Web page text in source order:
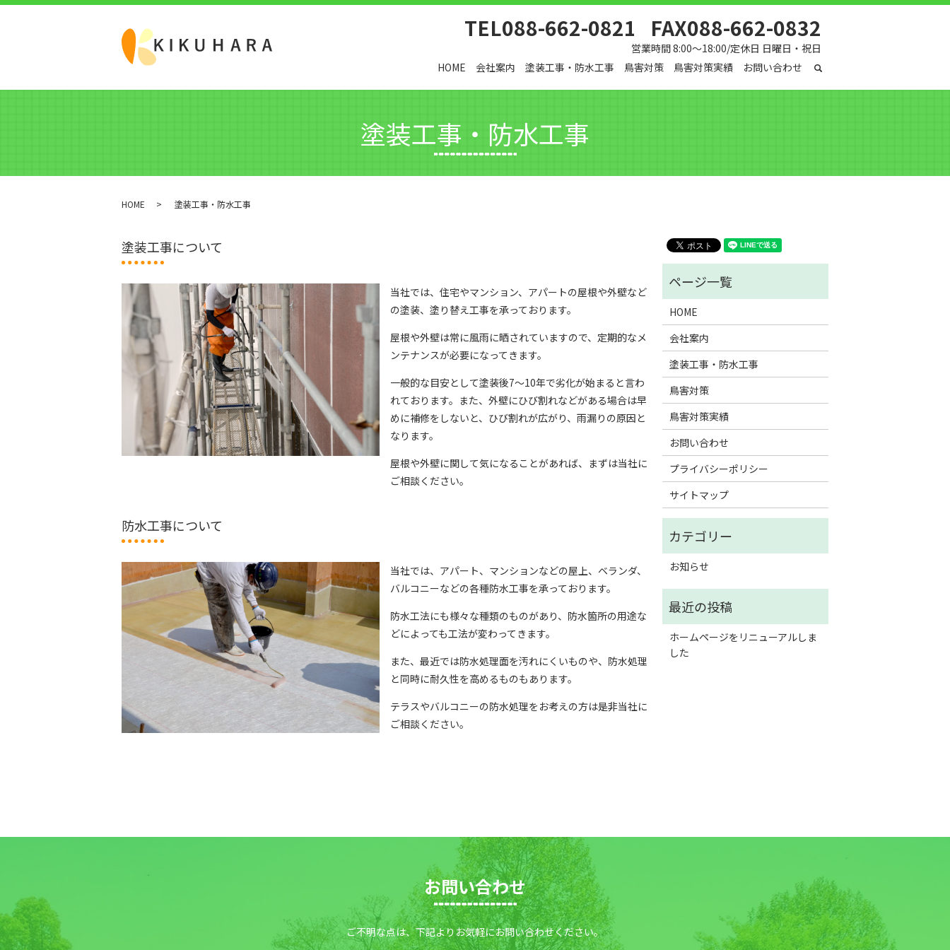
HOME 会社案内 塗装工事・防水工事 鳥害対策 鳥害対策実績 お問い合わせ
TEL088-662-0821 FAX088-662-0832
営業時間 8:00～18:00/定休日 日曜日・祝日
塗装工事・防水工事
HOME 塗装工事・防水工事
塗装工事について
当社では、住宅やマンション、アパートの屋根や外壁など
の塗装、塗り替え工事を承っております。
屋根や外壁は常に風雨に晒されていますので、定期的なメ
ンテナンスが必要になってきます。
一般的な目安として塗装後7～10年で劣化が始まると言わ
れております。また、外壁にひび割れなどがある場合は早
めに補修をしないと、ひび割れが広がり、雨漏りの原因と
なります。
屋根や外壁に関して気になることがあれば、まずは当社に
ご相談ください。
防水工事について
当社では、アパート、マンションなどの屋上、ベランダ、
バルコニーなどの各種防水工事を承っております。
防水工法にも様々な種類のものがあり、防水箇所の用途な
どによっても工法が変わってきます。
また、最近では防水処理面を汚れにくいものや、防水処理
と同時に耐久性を高めるものもあります。
テラスやバルコニーの防水処理をお考えの方は是非当社に
ご相談ください。
HOME
会社案内
塗装工事・防水工事
鳥害対策
鳥害対策実績
お問い合わせ
プライバシーポリシー
サイトマップ
お知らせ
ホームページをリニューアルしま
した
お問い合わせ
ご不明な点は、下記よりお気軽にお問い合わせください。